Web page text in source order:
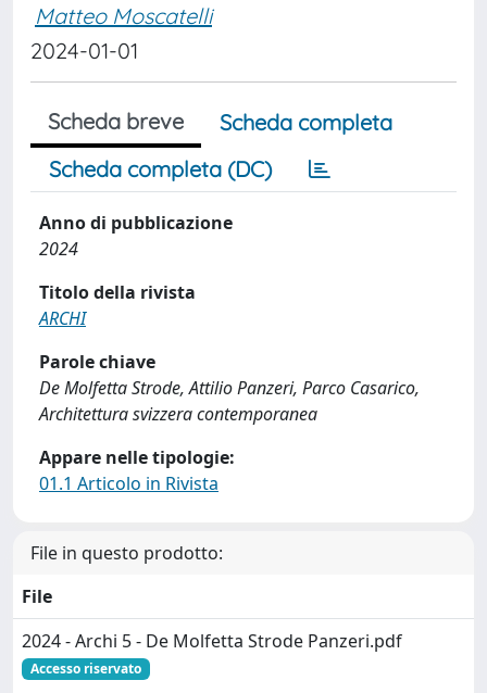
Matteo Moscatelli
2024-01-01
Scheda breve
Scheda completa
Scheda completa (DC)
Anno di pubblicazione
2024
Titolo della rivista
ARCHI
Parole chiave
De Molfetta Strode, Attilio Panzeri, Parco Casarico,
Architettura svizzera contemporanea
Appare nelle tipologie:
01.1 Articolo in Rivista
File in questo prodotto:
File
2024 - Archi 5 - De Molfetta Strode Panzeri.pdf
Accesso riservato